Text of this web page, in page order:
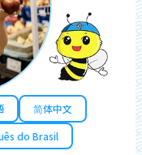
简体中文
do Brasil